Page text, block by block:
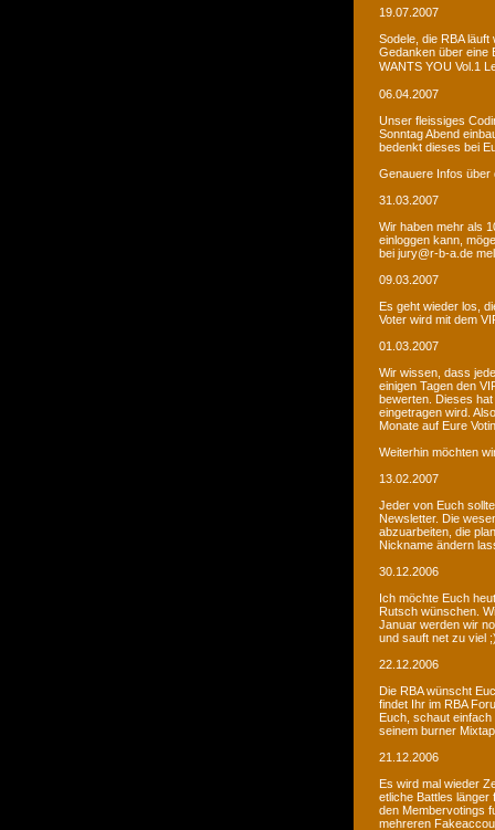
19.07.2007
Sodele, die RBA
Gedanken über eine
WANTS YOU Vol.1
06.04.2007
Unser fleissiges
Sonntag Abend
bedenkt dieses bei
Genauere Infos über
31.03.2007
Wir haben mehr als
einloggen kann,
bei jury@r-b-a.de
09.03.2007
Es geht wieder los,
Voter wird mit dem
01.03.2007
Wir wissen, dass
einigen Tagen den
bewerten. Dieses
eingetragen wird.
Monate auf Eure
Weiterhin möchten
13.02.2007
Jeder von Euch
Newsletter. Die
abzuarbeiten, die
Nickname ändern
30.12.2006
Ich möchte Euch
Rutsch wünschen.
Januar werden wir
und sauft net zu viel
22.12.2006
Die RBA wünscht
findet Ihr im RBA
Euch, schaut einfach
seinem burner
21.12.2006
Es wird mal wieder
etliche Battles länger
den Membervotings
mehreren